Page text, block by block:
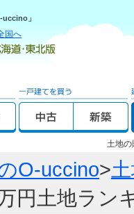
uccino」
国へ
土地
O-uccino>
円土地ラン